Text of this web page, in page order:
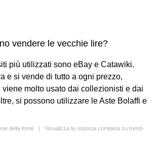
vendere le vecchie lire?
più utilizzati sono eBay e Catawiki.
e si vende di tutto a ogni prezzo,
viene molto usato dai collezionisti e dai
si possono utilizzare le Aste Bolaffi e
della fonte | Visualizza la risposta completa su trend-